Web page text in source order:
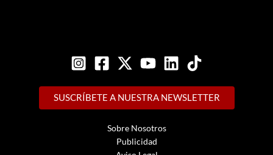
SUSCRÍBETE A NUESTRA NEWSLETTER
Sobre Nosotros
Publicidad